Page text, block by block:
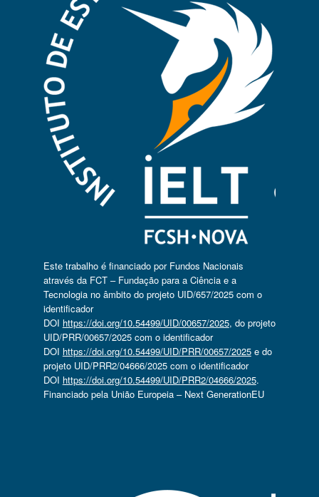
Este trabalho é financiado por Fundos Nacionais
através da FCT – Fundação para a Ciência e a
Tecnologia no âmbito do projeto UID/657/2025 com o
identificador
DOI https://doi.org/10.54499/UID/00657/2025, do projeto
UID/PRR/00657/2025 com o identificador
DOI https://doi.org/10.54499/UID/PRR/00657/2025e do
projeto UID/PRR2/04666/2025 com o identificador
DOI https://doi.org/10.54499/UID/PRR2/04666/2025.
Financiado pela União Europeia – Next GenerationEU